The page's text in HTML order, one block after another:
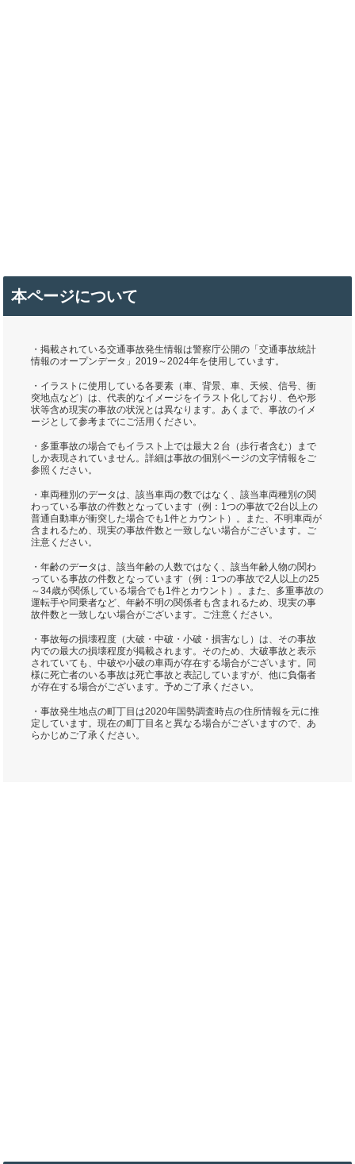
本ページについて
・掲載されている交通事故発生情報は警察庁公開の「交通事故統計
情報のオープンデータ」2019～2024年を使用しています。
・イラストに使用している各要素（車、背景、車、天候、信号、衝
突地点など）は、代表的なイメージをイラスト化しており、色や形
状等含め現実の事故の状況とは異なります。あくまで、事故のイメ
ージとして参考までにご活用ください。
・多重事故の場合でもイラスト上では最大２台（歩行者含む）まで
しか表現されていません。詳細は事故の個別ページの文字情報をご
参照ください。
・車両種別のデータは、該当車両の数ではなく、該当車両種別の関
わっている事故の件数となっています（例：1つの事故で2台以上の
普通自動車が衝突した場合でも1件とカウント）。また、不明車両が
含まれるため、現実の事故件数と一致しない場合がございます。ご
注意ください。
・年齢のデータは、該当年齢の人数ではなく、該当年齢人物の関わ
っている事故の件数となっています（例：1つの事故で2人以上の25
～34歳が関係している場合でも1件とカウント）。また、多重事故の
運転手や同乗者など、年齢不明の関係者も含まれるため、現実の事
故件数と一致しない場合がございます。ご注意ください。
・事故毎の損壊程度（大破・中破・小破・損害なし）は、その事故
内での最大の損壊程度が掲載されます。そのため、大破事故と表示
されていても、中破や小破の車両が存在する場合がございます。同
様に死亡者のいる事故は死亡事故と表記していますが、他に負傷者
が存在する場合がございます。予めご了承ください。
・事故発生地点の町丁目は2020年国勢調査時点の住所情報を元に推
定しています。現在の町丁目名と異なる場合がございますので、あ
らかじめご了承ください。